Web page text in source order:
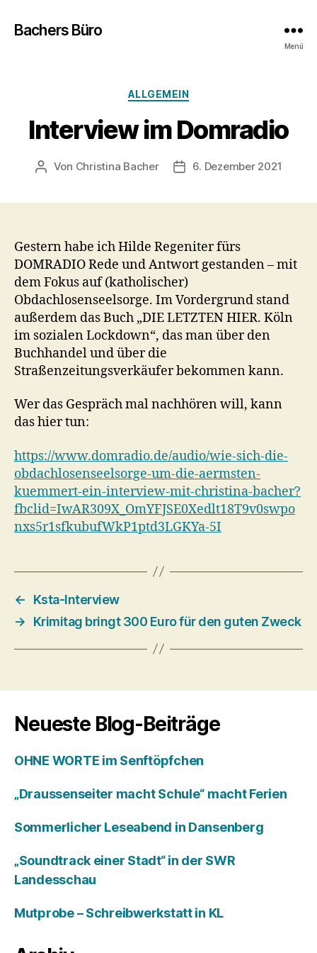
Bachers Büro
Menü
Kategorien
ALLGEMEIN
Interview im Domradio
Beitragsautor
Von Christina Bacher Veröffentlichungsdatum
6. Dezember 2021
Gestern habe ich Hilde Regeniter fürs
DOMRADIO Rede und Antwort gestanden – mit
dem Fokus auf (katholischer)
Obdachlosenseelsorge. Im Vordergrund stand
außerdem das Buch „DIE LETZTEN HIER. Köln
im sozialen Lockdown“, das man über den
Buchhandel und über die
Straßenzeitungsverkäufer bekommen kann.
Wer das Gespräch mal nachhören will, kann
das hier tun:
https://www.domradio.de/audio/wie-sich-die-
obdachlosenseelsorge-um-die-aermsten-
kuemmert-ein-interview-mit-christina-bacher?
fbclid=IwAR309X_OmYFJSE0Xedlt18T9v0swpo
nxs5r1sfkubufWkP1ptd3LGKYa-5I
←
Ksta-Interview
→
Krimitag bringt 300 Euro für den guten Zweck
Neueste Blog-Beiträge
OHNE WORTE im Senftöpfchen
„Draussenseiter macht Schule“ macht Ferien
Sommerlicher Leseabend in Dansenberg
„Soundtrack einer Stadt“ in der SWR
Landesschau
Mutprobe – Schreibwerkstatt in KL